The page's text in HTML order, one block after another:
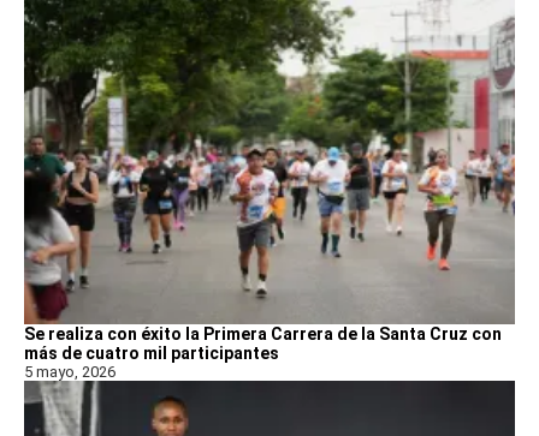
Se realiza con éxito la Primera Carrera de la Santa Cruz con
más de cuatro mil participantes
5 mayo, 2026